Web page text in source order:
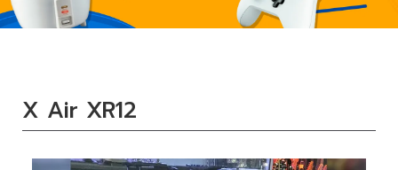
X Air XR12